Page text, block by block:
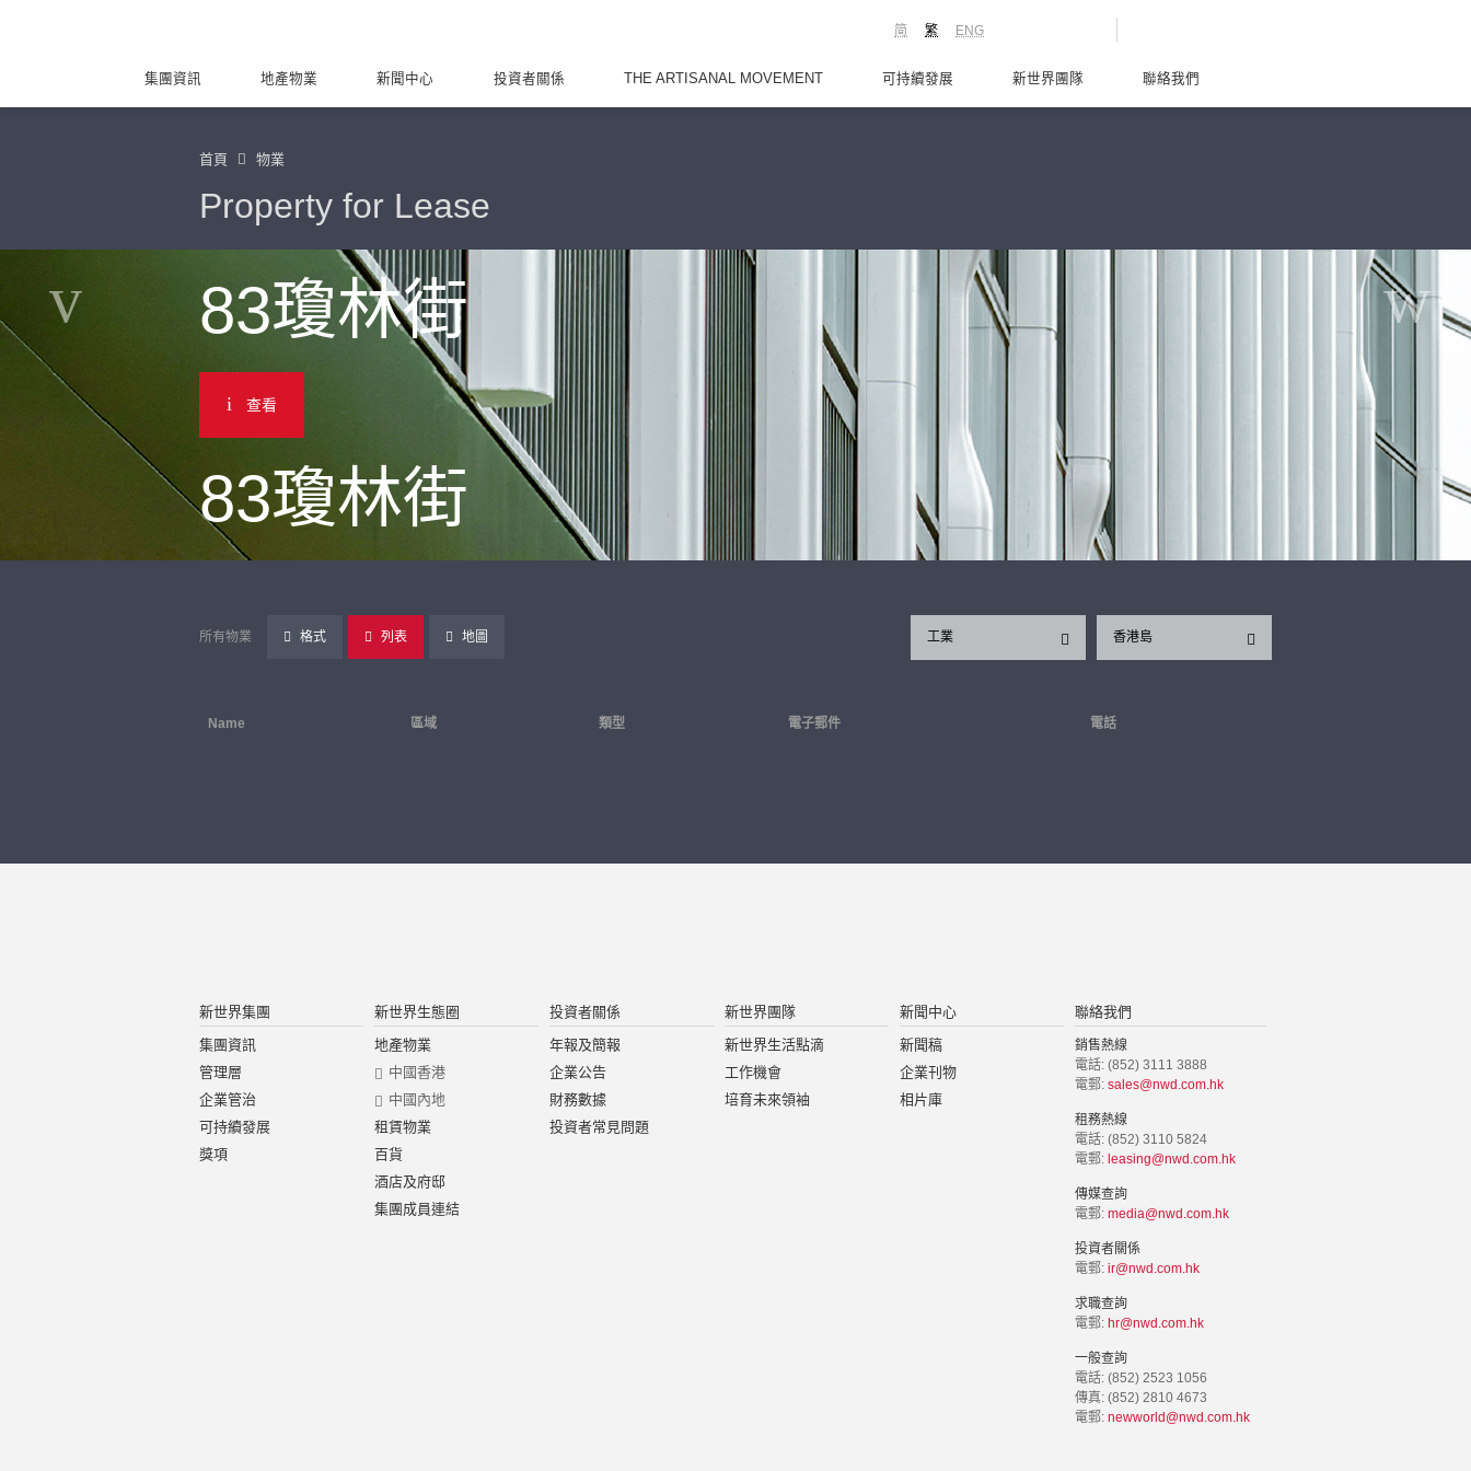
ENG
繁
简
集團資訊 地產物業 新聞中心 投資者關係 THE ARTISANAL MOVEMENT 可持續發展 新世界團隊 聯絡我們
首頁 物業
Property for Lease
83瓊林街
查看
83瓊林街
所有物業 格式 列表 地圖 香港島
工業
Name 區域 類型 電子郵件 電話
新世界集團
集團資訊
管理層
企業管治
可持續發展
獎項
新世界生態圈
地產物業
中國香港
中國內地
租賃物業
百貨
酒店及府邸
集團成員連結
投資者關係
年報及簡報
企業公告
財務數據
投資者常見問題
新世界團隊
新世界生活點滴
工作機會
培育未來領袖
新聞中心
新聞稿
企業刊物
相片庫
聯絡我們
銷售熱線
電話: (852) 3111 3888
電郵: sales@nwd.com.hk
租務熱線
電話: (852) 3110 5824
電郵: leasing@nwd.com.hk
傳媒查詢
電郵: media@nwd.com.hk
投資者關係
電郵: ir@nwd.com.hk
求職查詢
電郵: hr@nwd.com.hk
一般查詢
電話: (852) 2523 1056
傳真: (852) 2810 4673
電郵: newworld@nwd.com.hk